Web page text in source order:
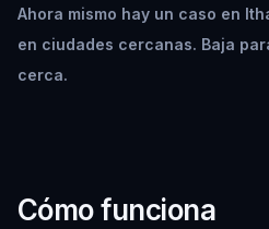
Ahora mismo hay un caso en
en ciudades cercanas. Baja
cerca.
Cómo funciona